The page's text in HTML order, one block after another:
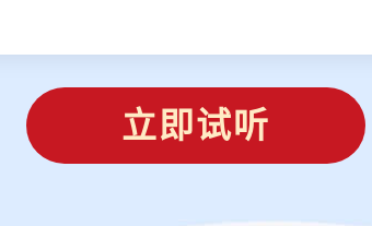
立即试听